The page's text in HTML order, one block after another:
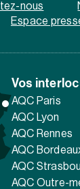
nous
Espace
Vos
AQC Paris
AQC Lyon
AQC Rennes
AQC
AQC
AQC Outre-